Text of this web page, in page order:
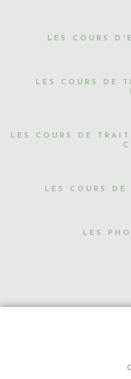
LES COURS
LES COURS DE
LES COURS DE
LES COURS DE
LES